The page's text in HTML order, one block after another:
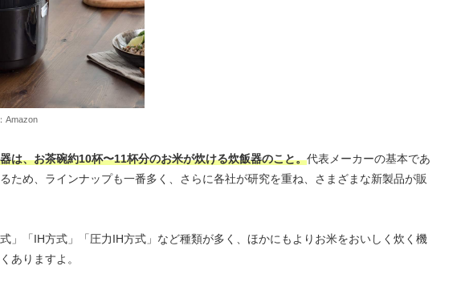
Amazon
は、お茶碗約10杯〜11杯分のお米が炊ける炊飯器のこと。代表メーカーの基本であ
ため、ラインナップも一番多く、さらに各社が研究を重ね、さまざまな新製品が販
」「IH方式」「圧力IH方式」など種類が多く、ほかにもよりお米をおいしく炊く機
ありますよ。